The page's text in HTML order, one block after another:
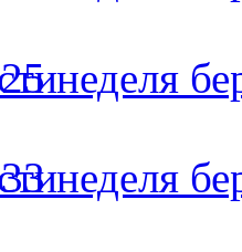
25 неделя
33 неделя